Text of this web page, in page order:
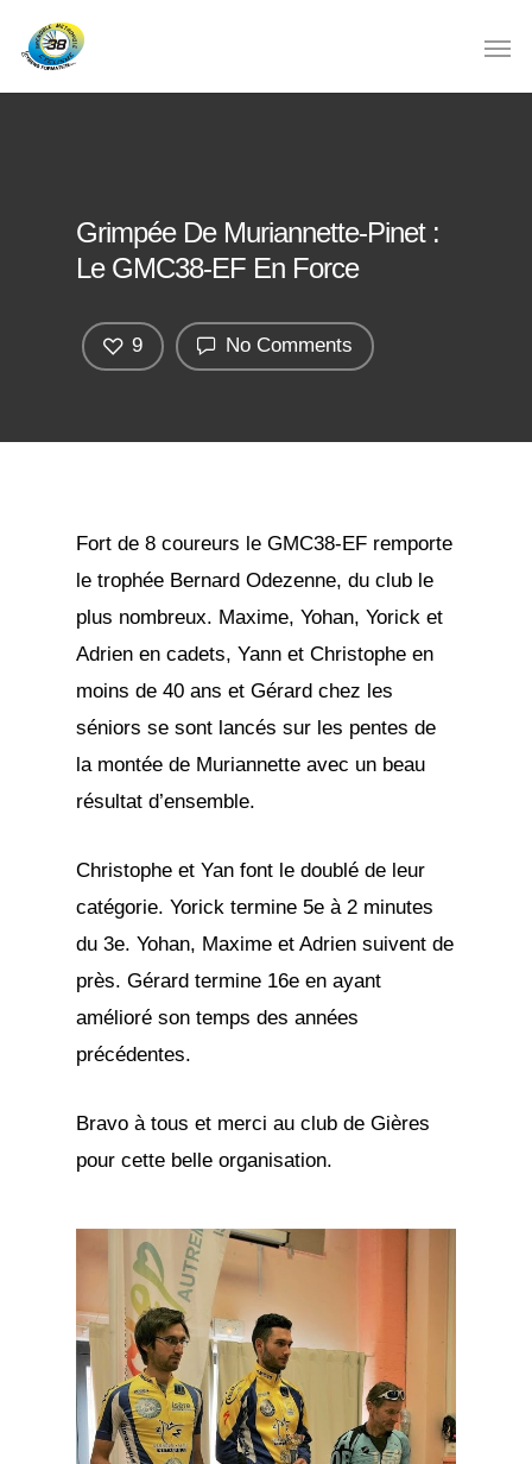
Grimpée De Muriannette-Pinet :
Le GMC38-EF En Force
No Comments
9
Fort de 8 coureurs le GMC38-EF remporte
le trophée Bernard Odezenne, du club le
plus nombreux. Maxime, Yohan, Yorick et
Adrien en cadets, Yann et Christophe en
moins de 40 ans et Gérard chez les
séniors se sont lancés sur les pentes de
la montée de Muriannette avec un beau
résultat d’ensemble.
Christophe et Yan font le doublé de leur
catégorie. Yorick termine 5e à 2 minutes
du 3e. Yohan, Maxime et Adrien suivent de
près. Gérard termine 16e en ayant
amélioré son temps des années
précédentes.
Bravo à tous et merci au club de Gières
pour cette belle organisation.